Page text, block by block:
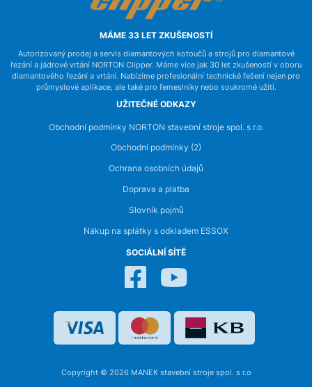
MÁME 33 LET ZKUŠENOSTÍ
Autorizovaný prodej a servis diamantových kotoučů a strojů pro diamantové
řezání a jádrové vrtání NORTON Clipper. Máme více jak 30 let zkušeností v oboru
diamantového řezání a vrtání. Nabízíme profesionální technické řešení nejen pro
průmyslové aplikace, ale také pro řemeslníky nebo soukromé užití.
UŽITEČNÉ ODKAZY
Obchodní podmínky NORTON stavební stroje spol. s r.o.
Obchodní podmínky (2)
Ochrana osobních údajů
Doprava a platba
Slovník pojmů
Nákup na splátky s odkladem ESSOX
SOCIÁLNÍ SÍTĚ
Copyright © 2026 MANEK stavební stroje spol. s r.o